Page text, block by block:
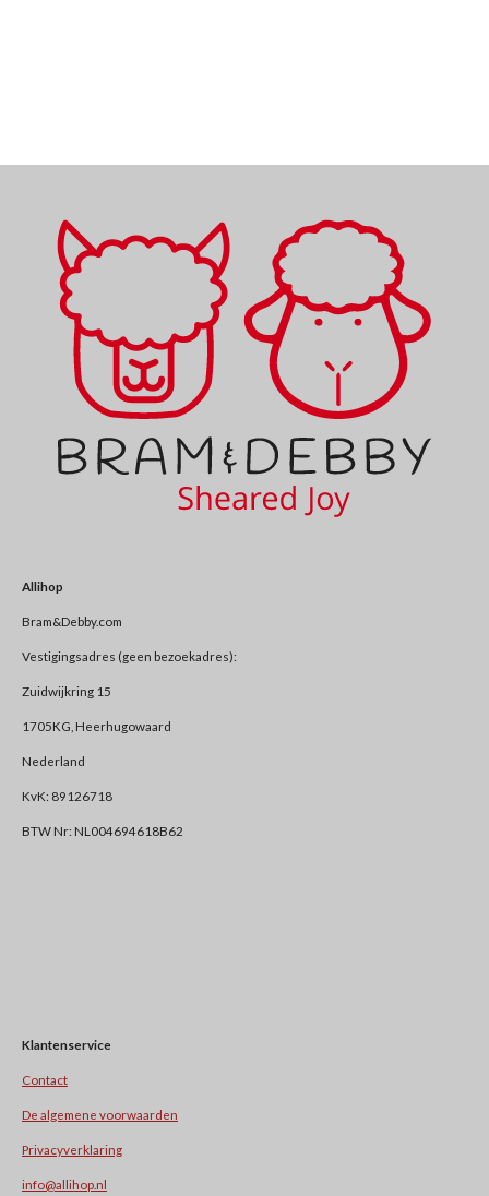
Allihop
Bram&Debby.com
Vestigingsadres (geen bezoekadres):
Zuidwijkring 15
1705KG, Heerhugowaard
Nederland
KvK: 89126718
BTW Nr: NL004694618B62
Klantenservice
Contact
De algemene voorwaarden
Privacyverklaring
info@allihop.nl